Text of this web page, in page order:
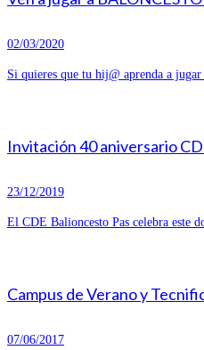
02/03/2020
Si quieres que tu hij@ aprenda a
Invitación 40 aniversario
23/12/2019
El CDE Balioncesto Pas celebra este
Campus de Verano y
07/06/2017